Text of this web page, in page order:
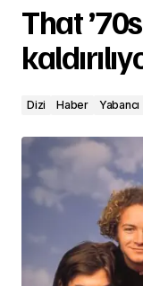
That
Dizi Haber Yabancı